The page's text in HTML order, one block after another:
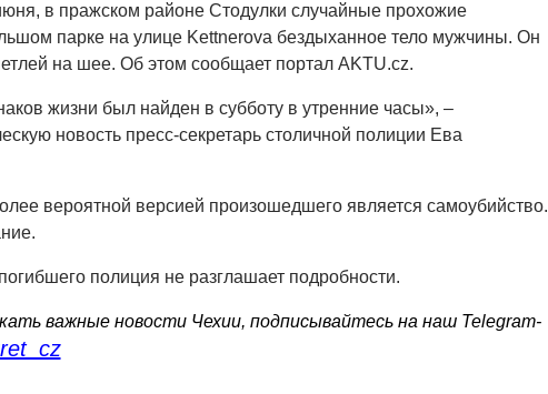
в пражском районе Стодулки случайные прохожие
парке на улице Kettnerova бездыханное тело мужчины. Он
на шее. Об этом сообщает портал AKTU.cz.
жизни был найден в субботу в утренние часы», –
новость пресс-секретарь столичной полиции Ева
вероятной версией произошедшего является самоубийство.
полиция не разглашает подробности.
важные новости Чехии, подписывайтесь на наш Telegram-